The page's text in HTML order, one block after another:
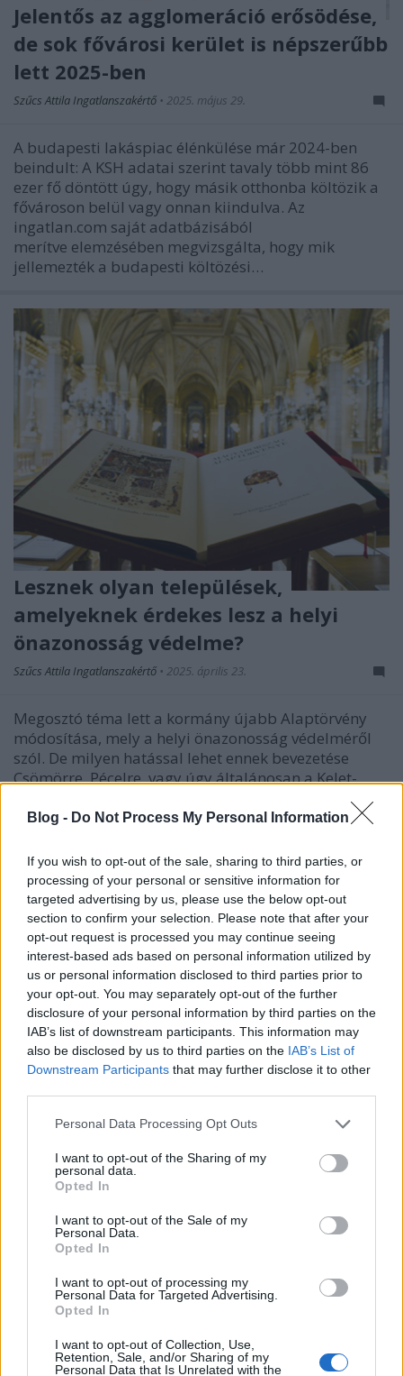
Blog - Do Not Process My Personal Information
If you wish to opt-out of the sale, sharing to third parties, or
processing of your personal or sensitive information for
targeted advertising by us, please use the below opt-out
section to confirm your selection. Please note that after your
opt-out request is processed you may continue seeing
interest-based ads based on personal information utilized by
us or personal information disclosed to third parties prior to
your opt-out. You may separately opt-out of the further
disclosure of your personal information by third parties on the
IAB’s list of downstream participants. This information may
also be disclosed by us to third parties on the IAB’s List of
Downstream Participants that may further disclose it to other
Please note that this website/app uses one or more Google
not limited to your visit or usage behaviour. You may click to
grant or deny consent to Google and its third-party tags to
use your data for below specified purposes in below Google
consent section.
Personal Data Processing Opt Outs
I want to opt-out of the Sharing of my
personal data.
Opted In
I want to opt-out of the Sale of my
Personal Data.
Opted In
I want to opt-out of processing my
Personal Data for Targeted Advertising.
Opted In
I want to opt-out of Collection, Use,
Retention, Sale, and/or Sharing of my
Personal Data that Is Unrelated with the
Jelentős az agglomeráció erősödése,
de sok fővárosi kerület is népszerűbb
lett 2025-ben
Szűcs Attila Ingatlanszakértő • 2025. május 29.
A budapesti lakáspiac élénkülése már 2024-ben
beindult: A KSH adatai szerint tavaly több mint 86
ezer fő döntött úgy, hogy másik otthonba költözik a
fővároson belül vagy onnan kiindulva. Az
ingatlan.com saját adatbázisából
merítve elemzésében megvizsgálta, hogy mik
jellemezték a budapesti költözési…
Lesznek olyan települések,
amelyeknek érdekes lesz a helyi
önazonosság védelme?
Szűcs Attila Ingatlanszakértő • 2025. április 23.
Megosztó téma lett a kormány újabb Alaptörvény
módosítása, mely a helyi önazonosság védelméről
szól. De milyen hatással lehet ennek bevezetése
Csömörre, Pécelre, vagy úgy általánosan a Kelet-
pesti agglomerációra? A törvénytervezet célja, hogy
alkotmányos alapjogként ismerje el a helyi
Lassul a befektetői aktivitás - 2025
márciusi záró körkép
Szűcs Attila Ingatlanszakértő • 2025. április 02.
Érdekes lett az országos lakáspiac első negyedéves
bizonyítványa. A piac élénkülése egyértelmű, a
befektetői kereslet intenzitása viszont csökken -
helyüket a saját célra vásárló vevők tölthetik be -
derül ki az ingatlan.com márciusi kereslet-kínálati
összesítőjéből. Márciusban az eladó…